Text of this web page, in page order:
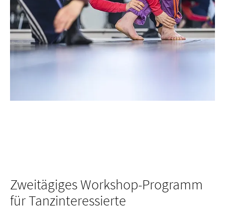
Zweitägiges Workshop-Programm
für Tanzinteressierte